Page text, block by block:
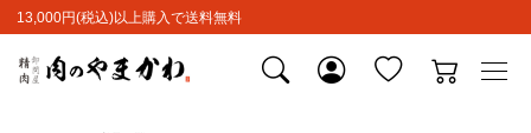
13,000円(税込)以上購入で送料無料